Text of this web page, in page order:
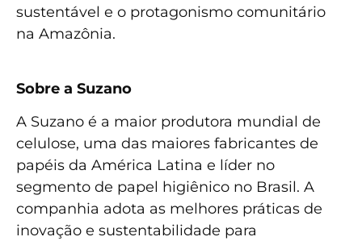
sustentável e o protagonismo comunitário
na Amazônia.
Sobre a Suzano
A Suzano é a maior produtora mundial de
celulose, uma das maiores fabricantes de
papéis da América Latina e líder no
segmento de papel higiênico no Brasil. A
companhia adota as melhores práticas de
inovação e sustentabilidade para